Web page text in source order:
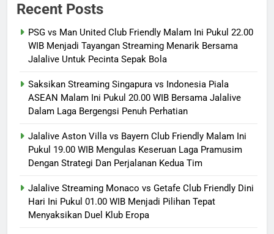
Recent Posts
PSG vs Man United Club Friendly Malam Ini Pukul 22.00
WIB Menjadi Tayangan Streaming Menarik Bersama
Jalalive Untuk Pecinta Sepak Bola
Saksikan Streaming Singapura vs Indonesia Piala
ASEAN Malam Ini Pukul 20.00 WIB Bersama Jalalive
Dalam Laga Bergengsi Penuh Perhatian
Jalalive Aston Villa vs Bayern Club Friendly Malam Ini
Pukul 19.00 WIB Mengulas Keseruan Laga Pramusim
Dengan Strategi Dan Perjalanan Kedua Tim
Jalalive Streaming Monaco vs Getafe Club Friendly Dini
Hari Ini Pukul 01.00 WIB Menjadi Pilihan Tepat
Menyaksikan Duel Klub Eropa